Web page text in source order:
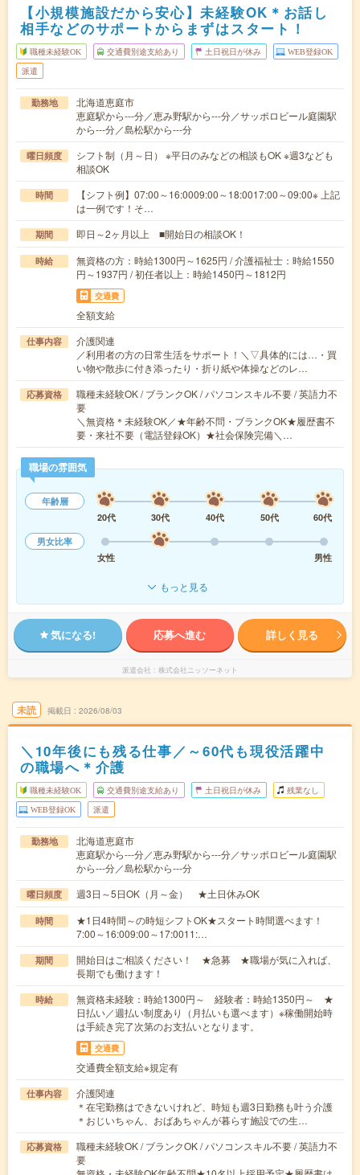
【小規模施設だから安心】未経験OK＊お話し
相手などのサポートからまずはスタート！
職種未経験OK 交通費別途支給あり 土日祝日が休み WEB登録OK
派遣
勤務地
北海道恵庭市
恵庭駅から---分／恵み野駅から---分／サッポロビール庭園駅
から---分／島松駅から---分
曜日頻度
シフト制（月～日） ※平日のみなどの相談もOK ※週3なども
相談OK
時間
【シフト例】07:00～16:0009:00～18:0017:00～09:00※ 上記
は一例です！そ…
期間 即日～2ヶ月以上 ■開始日の相談OK！
時給
無資格の方：時給1300円～1625円 / 介護福祉士：時給1550
円～1937円 / 初任者以上：時給1450円～1812円
交通費
全額支給
仕事内容
介護関連
／利用者の方の日常生活をサポート！＼▽具体的には…・買
い物や散歩に付き添ったり・折り紙や体操などのレ…
応募資格
職種未経験OK / ブランクOK / パソコンスキル不要 / 英語力不
要
＼無資格＊未経験OK／★年齢不問・ブランクOK★履歴書不
要・来社不要（電話登録OK）★社会保険完備＼…
職場の雰囲気
年齢層
20代
30代 40代 50代
60代
男女比率
女性
男性
もっと見る
気になる! 応募へ進む 詳しく見る
派遣会社 株式会社ニッソーネット
未読 掲載日 2026/08/03
＼10年後にも残る仕事／～60代も現役活躍中
の職場へ＊介護
職種未経験OK 交通費別途支給あり 土日祝日が休み 残業なし
WEB登録OK 派遣
勤務地
北海道恵庭市
恵庭駅から---分／恵み野駅から---分／サッポロビール庭園駅
から---分／島松駅から---分
曜日頻度 週3日～5日OK（月～金） ★土日休みOK
時間
★1日4時間～の時短シフトOK★スタート時間選べます！
7:00～16:009:00～17:0011:…
期間
開始日はご相談ください！ ★急募 ★職場が気に入れば、
長期でも働けます！
時給
無資格未経験：時給1300円～ 経験者：時給1350円～ ★
日払い／週払い制度あり（月払いも選べます）※稼働開始時
は手続き完了次第のお支払いとなります。
交通費
交通費全額支給※規定有
仕事内容
介護関連
＊在宅勤務はできないけれど、時短も週3日勤務も叶う介護
＊おじいちゃん、おばあちゃんが暮らす施設での生…
応募資格
職種未経験OK / ブランクOK / パソコンスキル不要 / 英語力不
要